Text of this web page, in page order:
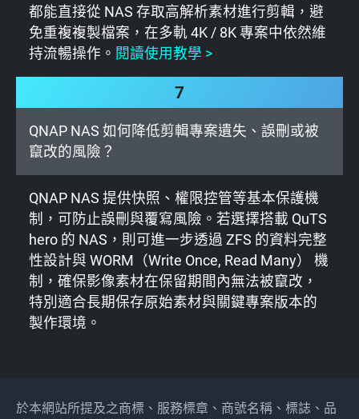
都能直接從 NAS 存取高解析素材進行剪輯，避
免重複複製檔案，在多軌 4K / 8K 專案中依然維
持流暢操作。 閱讀使用教學 >
7
QNAP NAS 如何降低剪輯專案遺失、誤刪或被
竄改的風險？
QNAP NAS 提供快照、權限控管等基本保護機
制，可防止誤刪與覆寫風險。若選擇搭載 QuTS
hero 的 NAS，則可進一步透過 ZFS 的資料完整
性設計與 WORM（Write Once, Read Many） 機
制，確保影像素材在保留期間內無法被竄改，
特別適合長期保存原始素材與關鍵專案版本的
製作環境。
於本網站所提及之商標、服務標章、商號名稱、標誌、品